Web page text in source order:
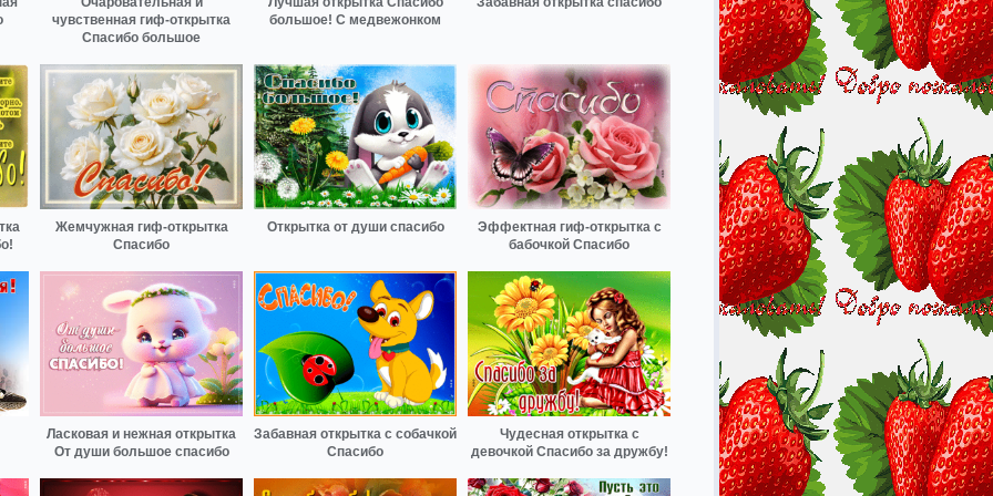
чувственная гиф-открытка
Спасибо большое
большое! С медвежонком
Жемчужная гиф-открытка
Спасибо
Открытка от души спасибо
Эффектная гиф-открытка с
бабочкой Спасибо
Ласковая и нежная открытка
От души большое спасибо
Забавная открытка с собачкой
Спасибо
Чудесная открытка с
девочкой Спасибо за дружбу!